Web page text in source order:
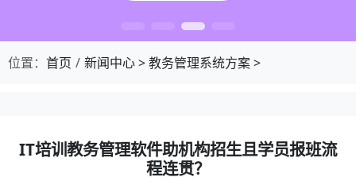
位置： 首页 新闻中心>教务管理系统方案>
IT培训教务管理软件助机构招生且学员报班流
程连贯？